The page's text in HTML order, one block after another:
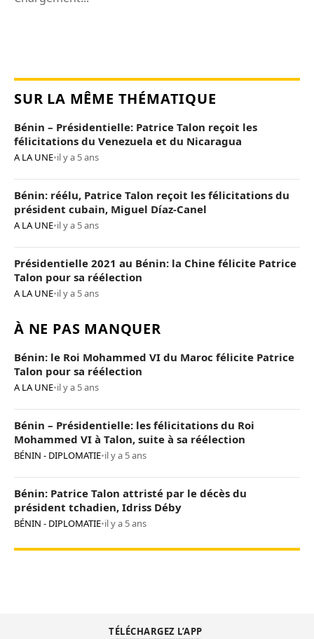
SUR LA MÊME THÉMATIQUE
Bénin – Présidentielle: Patrice Talon reçoit les
félicitations du Venezuela et du Nicaragua
A LA UNE•il y a 5 ans
Bénin: réélu, Patrice Talon reçoit les félicitations du
président cubain, Miguel Díaz-Canel
A LA UNE•il y a 5 ans
Présidentielle 2021 au Bénin: la Chine félicite Patrice
Talon pour sa réélection
A LA UNE•il y a 5 ans
À NE PAS MANQUER
Bénin: le Roi Mohammed VI du Maroc félicite Patrice
Talon pour sa réélection
A LA UNE•il y a 5 ans
Bénin – Présidentielle: les félicitations du Roi
Mohammed VI à Talon, suite à sa réélection
BÉNIN - DIPLOMATIE•il y a 5 ans
Bénin: Patrice Talon attristé par le décès du
président tchadien, Idriss Déby
BÉNIN - DIPLOMATIE•il y a 5 ans
TÉLÉCHARGEZ L’APP